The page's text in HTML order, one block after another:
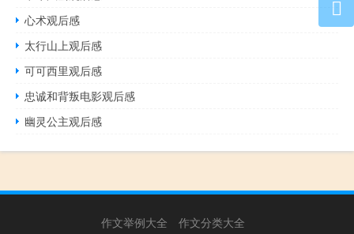
心术观后感
太行山上观后感
可可西里观后感
忠诚和背叛电影观后感
幽灵公主观后感
作文举例大全 作文分类大全